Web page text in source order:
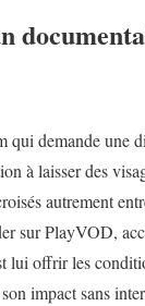
qui demande une
à laisser des
autrement
surPlayVOD,
lui offrir les
impact sans